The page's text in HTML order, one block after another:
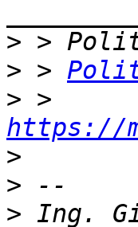
>
> >
>
https://
>
>
>